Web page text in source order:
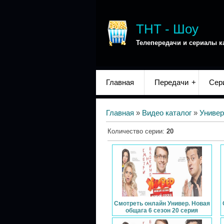
ТНТ - Шоу
Телепередачи и сериалы
Главная Передачи
Главная » Видео каталог »
Количество серии: 20
Смотреть онлайн Универ. Новая
общага 6 сезон 20 серия